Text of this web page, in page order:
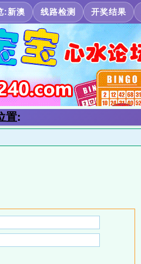
:新澳 线路检测 开奖结果
置: